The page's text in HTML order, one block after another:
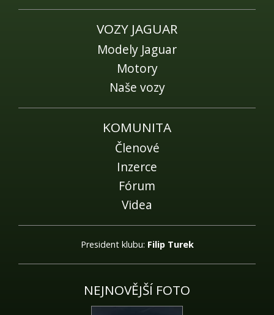
VOZY JAGUAR
Modely Jaguar
Motory
Naše vozy
KOMUNITA
Členové
Inzerce
Fórum
Videa
President klubu: Filip Turek
NEJNOVĚJŠÍ FOTO